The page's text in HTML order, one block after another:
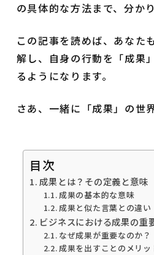
の具体的な方法まで、分か
この記事を読めば、あなた
解し、自身の行動を「成果
るようになります。
さあ、一緒に「成果」の世
目次
成果とは？その定義と意味
成果の基本的な意味
成果と似た言葉との違い
ビジネスにおける成果の重
なぜ成果が重要なのか？
成果を出すことのメリッ